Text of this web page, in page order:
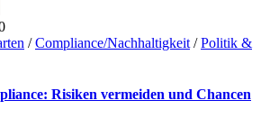
/Compliance/Nachhaltigkeit /Politik &
Risiken vermeiden und Chancen